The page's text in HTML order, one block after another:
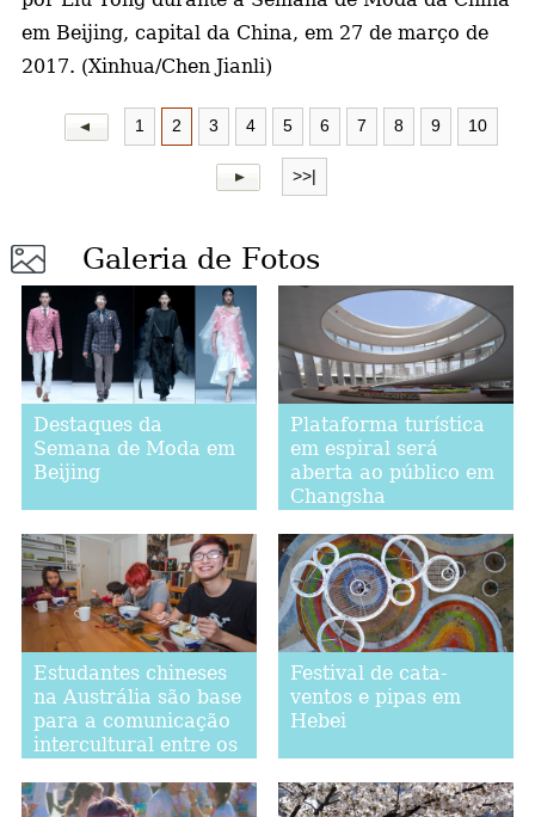
em Beijing, capital da China, em 27 de março de
2017. (Xinhua/Chen Jianli)
1 2 3 4 5 6 7 8 9 10
>>|
Galeria de Fotos
Destaques da
Semana de Moda em
Beijing
Plataforma turística
em espiral será
aberta ao público em
Changsha
Estudantes chineses
na Austrália são base
para a comunicação
intercultural entre os
Festival de cata-
ventos e pipas em
Hebei